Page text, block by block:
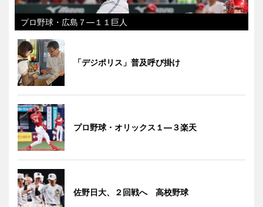
プロ野球・広島７―１１巨人
「デジポリス」普及呼び掛け
プロ野球・オリックス１―３楽天
佐野日大、２回戦へ 高校野球